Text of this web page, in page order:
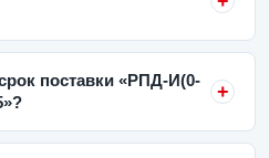
поставки «РПД-И(0-